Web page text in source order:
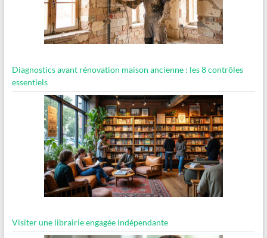
Diagnostics avant rénovation maison ancienne : les 8 contrôles
essentiels
Visiter une librairie engagée indépendante